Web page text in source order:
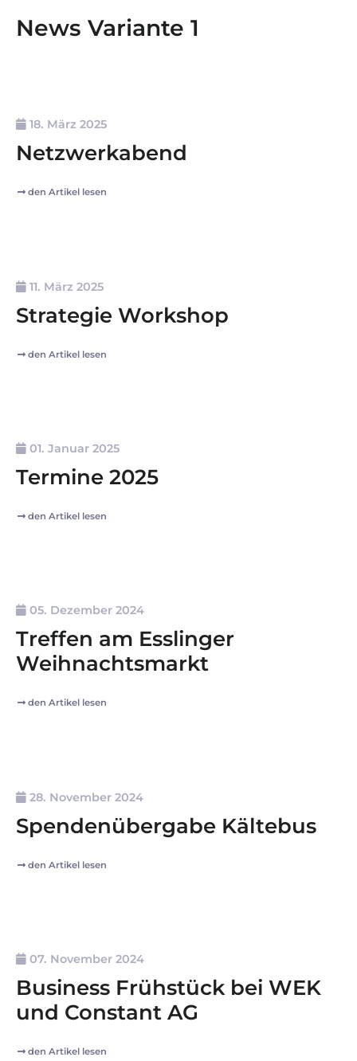
News Variante 1
18. März 2025
Netzwerkabend
den Artikel lesen
11. März 2025
Strategie Workshop
den Artikel lesen
01. Januar 2025
Termine 2025
den Artikel lesen
05. Dezember 2024
Treffen am Esslinger
Weihnachtsmarkt
den Artikel lesen
28. November 2024
Spendenübergabe Kältebus
den Artikel lesen
07. November 2024
Business Frühstück bei WEK
und Constant AG
den Artikel lesen